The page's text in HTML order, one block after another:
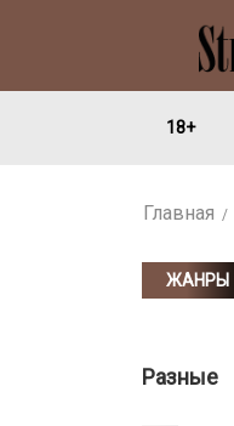
18+
Главная
ЖАНРЫ
Разные